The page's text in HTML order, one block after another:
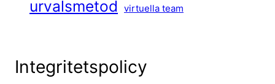
urvalsmetod virtuella team
Integritetspolicy